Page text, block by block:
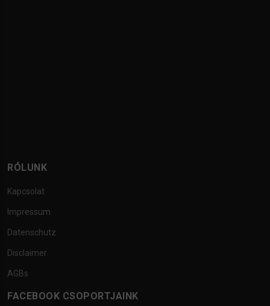
RÓLUNK
Kapcsolat
Impressum
Datenschutz
Disclaimer
AGBs
FACEBOOK CSOPORTJAINK